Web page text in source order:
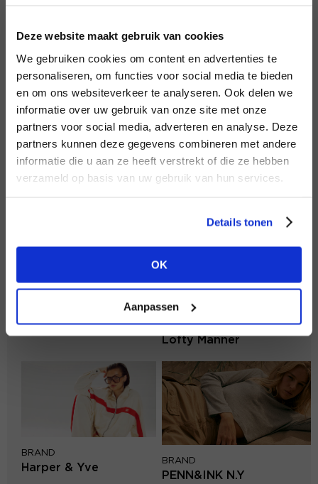
Deze website maakt gebruik van cookies
We gebruiken cookies om content en advertenties te
personaliseren, om functies voor social media te bieden
en om ons websiteverkeer te analyseren. Ook delen we
informatie over uw gebruik van onze site met onze
partners voor social media, adverteren en analyse. Deze
partners kunnen deze gegevens combineren met andere
informatie die u aan ze heeft verstrekt of die ze hebben
verzameld op basis van uw gebruik van hun services.
Details tonen
OK
Aanpassen
LOGIN
Password
LOGIN
NO ACCOUNT YET?
DON’T HAVE AN ACCOUNT
YET?
view the other options.
VIEW ALL OPTIONS
Circle of Trust
BRAND
BRAND
BRAND
Lofty Manner
BRAND
Harper & Yve
BRAND
PENN&INK N.Y